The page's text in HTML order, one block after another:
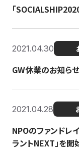
「
2021.04.30
GW休業のお知らせ
2021.04.28
NPOのファンドレ
ラントNEXT」を開